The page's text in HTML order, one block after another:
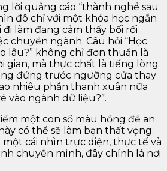
lời quảng cáo “thành nghề sau
đô chỉ với một khóa học ngắn
làm đang cảm thấy bối rối
chuyển ngành. Câu hỏi “Học
lâu?” không chỉ đơn thuần là
gian, mà thực chất là tiếng lòng
đứng trước ngưỡng cửa thay
nhiêu phần thanh xuân nữa
vào ngành dữ liệu?”.
một con số màu hồng để an
có thể sẽ làm bạn thất vọng.
cái nhìn trực diện, thực tế và
chuyển mình, đây chính là nơi